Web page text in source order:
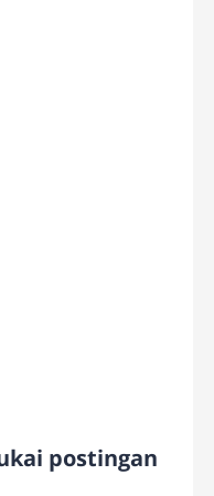
postingan